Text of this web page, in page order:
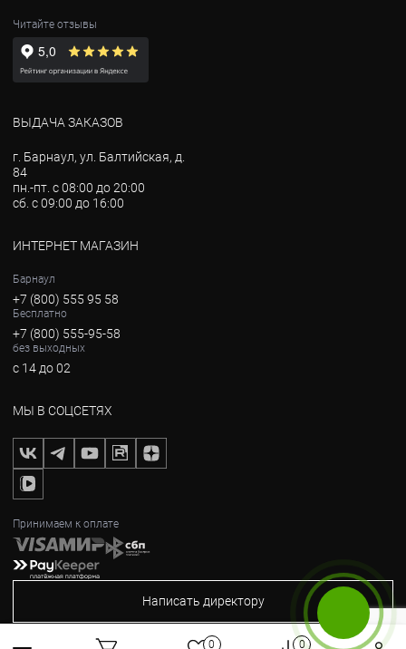
Читайте отзывы
ВЫДАЧА ЗАКАЗОВ
г. Барнаул, ул. Балтийская, д.
84
пн.-пт. с 08:00 до 20:00
сб. с 09:00 до 16:00
ИНТЕРНЕТ МАГАЗИН
Барнаул
+7 (800) 555 95 58
Бесплатно
+7 (800) 555-95-58
без выходных
с 14 до 02
МЫ В СОЦСЕТЯХ
Принимаем к оплате
Написать директору
0 0
Бесплатный звонок